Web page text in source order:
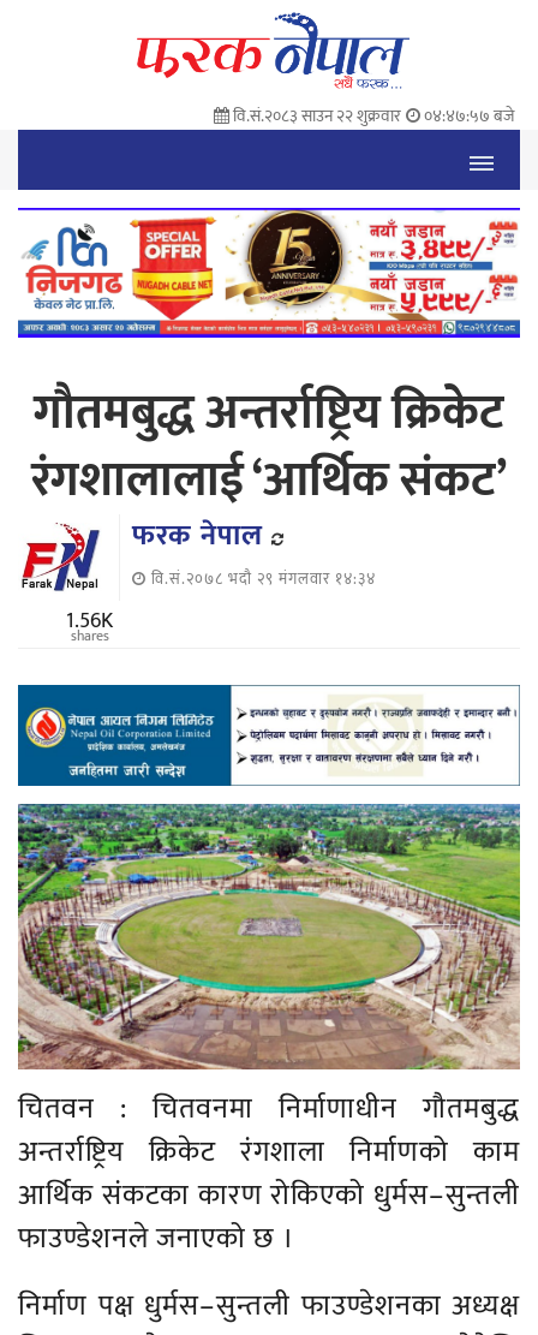
वि.सं.२०८३ साउन २२ शुक्रवार ०४:४७:५८ बजे
गौतमबुद्ध अन्तर्राष्ट्रिय क्रिकेट
रंगशालालाई ‘आर्थिक संकट’
फरक नेपाल
वि.सं.२०७८ भदौ २९ मंगलवार १४:३४
1.56K
shares
चितवन : चितवनमा निर्माणाधीन गौतमबुद्ध
अन्तर्राष्ट्रिय क्रिकेट रंगशाला निर्माणको काम
आर्थिक संकटका कारण रोकिएको धुर्मस–सुन्तली
फाउण्डेशनले जनाएको छ ।
निर्माण पक्ष धुर्मस–सुन्तली फाउण्डेशनका अध्यक्ष